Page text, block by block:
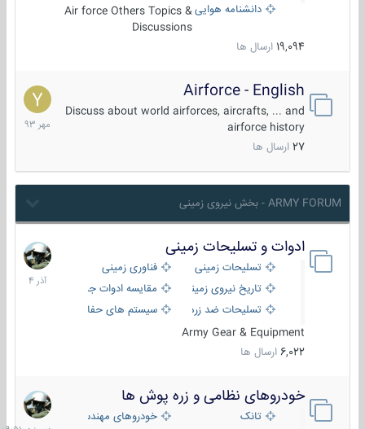
دانشنامه هواییAir force Others Topics &
Discussions
19,094 ارسال ها
Airforce - English
Discuss about world airforces, aircrafts, ... and
airforce history
27 ارسال ها
15
مهر
1393
ARMY FORUM - بخش نیروی زمینی
ادوات و تسلیحات زمینی
تسلیحات زمینی
فناوری زمینی
تاریخ نیروی زمینی
مقایسه ادوات جنگی
تسلیحات ضد زره
سیستم های حفاظت فعال
Army Gear & Equipment
6,022 ارسال ها
21
آذر
1404
خودروهای نظامی و زره پوش ها
تانک
خودروهای مهندسی
دیروز
در